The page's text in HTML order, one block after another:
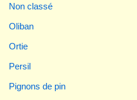
Non classé
Oliban
Ortie
Persil
Pignons de pin